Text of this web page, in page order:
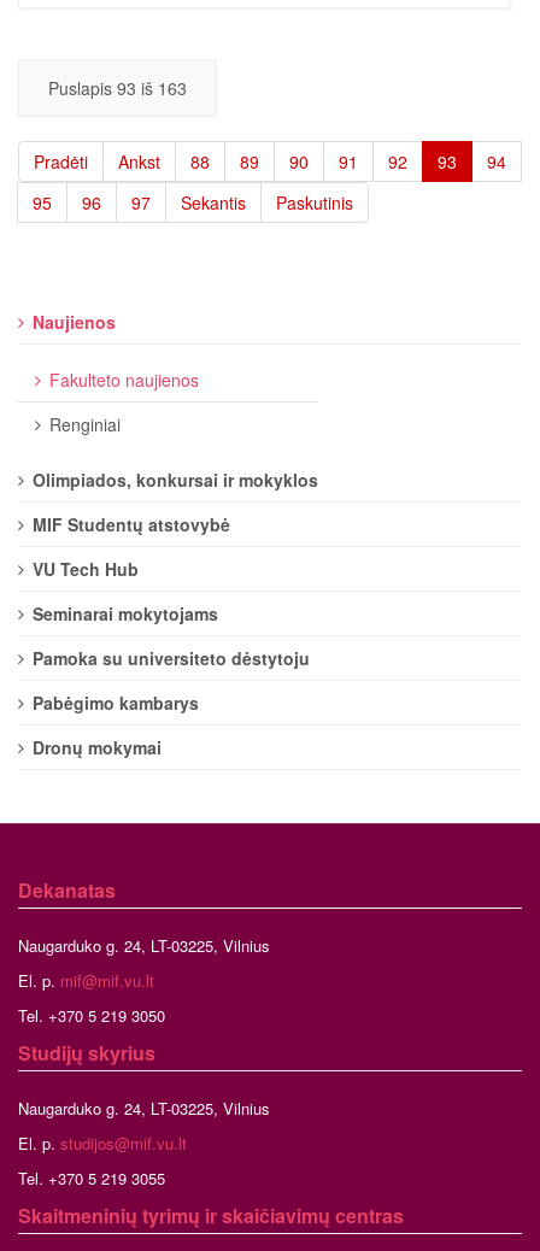
Puslapis 93 iš 163
Pradėti Ankst 88 89 90 91 92 93
94
95
96 97 Sekantis Paskutinis
Naujienos
Fakulteto naujienos
Renginiai
Olimpiados, konkursai ir mokyklos
MIF Studentų atstovybė
VU Tech Hub
Seminarai mokytojams
Pamoka su universiteto dėstytoju
Pabėgimo kambarys
Dronų mokymai
Dekanatas
Naugarduko g. 24, LT-03225, Vilnius
El. p. mif@mif.vu.lt
Tel. +370 5 219 3050
Studijų skyrius
Naugarduko g. 24, LT-03225, Vilnius
El. p. studijos@mif.vu.lt
Tel. +370 5 219 3055
Skaitmeninių tyrimų ir skaičiavimų centras